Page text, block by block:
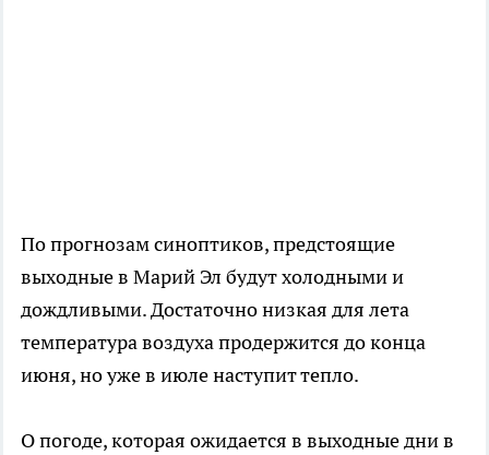
По прогнозам синоптиков, предстоящие
выходные в Марий Эл будут холодными и
дождливыми. Достаточно низкая для лета
температура воздуха продержится до конца
июня, но уже в июле наступит тепло.
О погоде, которая ожидается в выходные дни в